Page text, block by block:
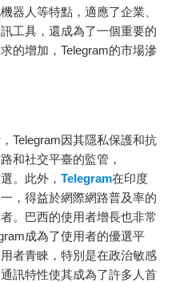
器人等特點，適應了企業、
工具，還成為了一個重要的
的增加，Telegram的市場滲
Telegram因其隱私保護和抗
和社交平臺的監管，
。此外， Telegram在印度
，得益於網際網路普及率的
。巴西的使用者增長也非常
成為了使用者的優選平
者青睞，特別是在政治敏感
訊特性使其成為了許多人首